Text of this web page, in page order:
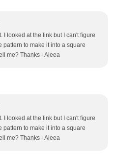
I looked at the link but I can't figure
pattern to make it into a square
me? Thanks - Aleea
I looked at the link but I can't figure
pattern to make it into a square
me? Thanks - Aleea